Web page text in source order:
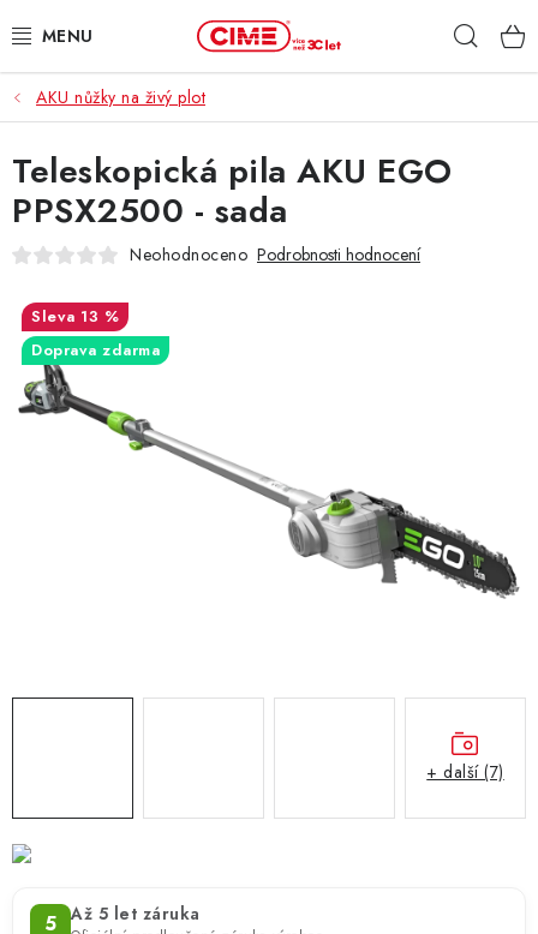
na
ZAHRADA, LES
DÍLNA, STAVBA
MILWAUKEE
PROFI STROJE
PRODEJNY
AKU nůžky na živý plot
5 Až 5 let záruka
Teleskopická pila AKU EGO
PPSX2500 - sada
Neohodnoceno Podrobnosti hodnocení
13 %
Doprava zdarma
+ další (7)